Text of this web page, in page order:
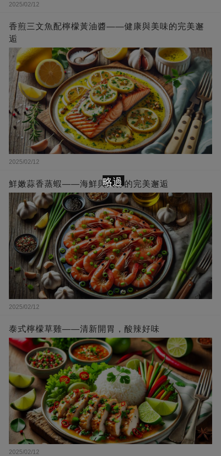
2025/02/12
香煎三文魚配檸檬黃油醬——健康與美味的完美邂
逅
2025/02/12
鮮嫩蒜香蒸蝦——海鮮與大蒜的完美邂逅
2025/02/12
泰式檸檬草雞——清新開胃，酸辣好味
2025/02/12
略過